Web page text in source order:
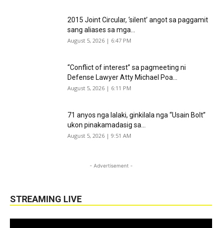
2015 Joint Circular, ‘silent’ angot sa paggamit
sang aliases sa mga...
August 5, 2026 | 6:47 PM
“Conflict of interest” sa pagmeeting ni
Defense Lawyer Atty Michael Poa...
August 5, 2026 | 6:11 PM
71 anyos nga lalaki, ginkilala nga “Usain Bolt”
ukon pinakamadasig sa...
August 5, 2026 | 9:51 AM
- Advertisement -
STREAMING LIVE